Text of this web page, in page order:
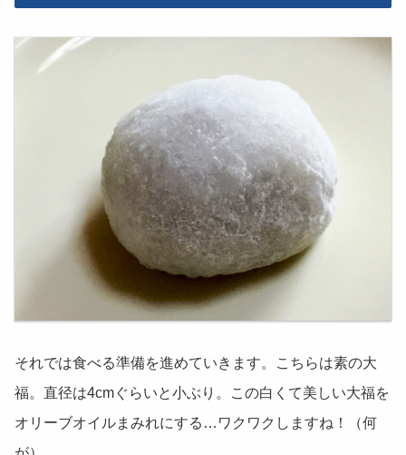
それでは食べる準備を進めていきます。こちらは素の大
福。直径は4cmぐらいと小ぶり。この白くて美しい大福を
オリーブオイルまみれにする…ワクワクしますね！（何